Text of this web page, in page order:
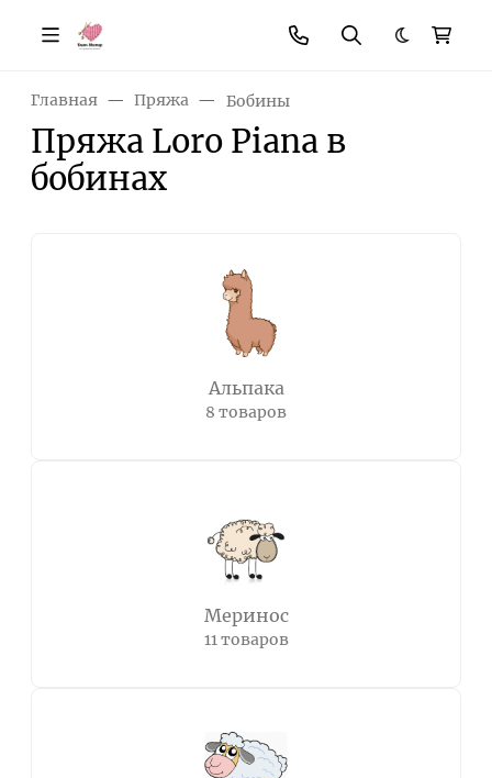
Темная
Главная Пряжа Бобины
Пряжа Loro Piana в
бобинах
Альпака
8 товаров
Меринос
11 товаров